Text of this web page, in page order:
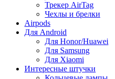
Трекер AirTag
Чехлы и брелки
Airpods
Для Android
Для Honor/Huawei
Для Samsung
Для Xiaomi
Интересные штучки